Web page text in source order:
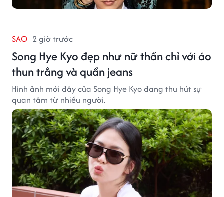
SAO 2 giờ trước
Song Hye Kyo đẹp như nữ thần chỉ với áo
thun trắng và quần jeans
Hình ảnh mới đây của Song Hye Kyo đang thu hút sự
quan tâm từ nhiều người.